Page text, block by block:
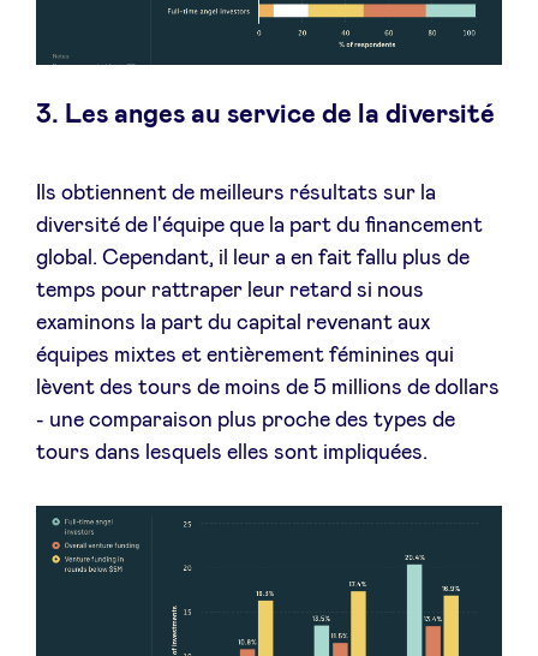
3. Les anges au service de la diversité
Ils obtiennent de meilleurs résultats sur la
diversité de l'équipe que la part du financement
global. Cependant, il leur a en fait fallu plus de
temps pour rattraper leur retard si nous
examinons la part du capital revenant aux
équipes mixtes et entièrement féminines qui
lèvent des tours de moins de 5 millions de dollars
- une comparaison plus proche des types de
tours dans lesquels elles sont impliquées.